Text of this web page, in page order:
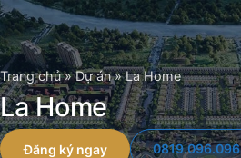
Chuyển
đến
nội
dung
Trang chủ»Dự án»La Home
La Home
Đăng ký ngay 0819.096.096